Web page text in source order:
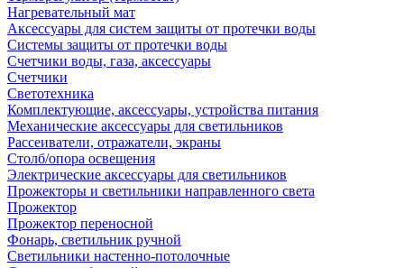
Нагревательный мат
Аксессуары для систем защиты от протечки воды
Системы защиты от протечки воды
Счетчики воды, газа, аксессуары
Счетчики
Светотехника
Комплектующие, аксессуары, устройства питания
Механические аксессуары для светильников
Рассеиватели, отражатели, экраны
Столб/опора освещения
Электрические аксессуары для светильников
Прожекторы и светильники направленного света
Прожектор
Прожектор переносной
Фонарь, светильник ручной
Светильники настенно-потолочные